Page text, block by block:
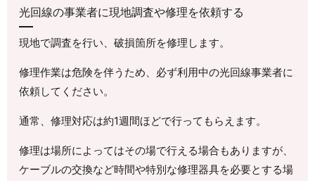
光回線の事業者に現地調査や修理を依頼する
現地で調査を行い、破損箇所を修理します。
修理作業は危険を伴うため、必ず利用中の光回線事業者に
依頼してください。
通常、修理対応は約1週間ほどで行ってもらえます。
修理は場所によってはその場で行える場合もありますが、
ケーブルの交換など時間や特別な修理器具を必要とする場